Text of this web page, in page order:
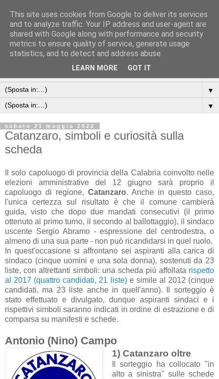
▼
▼
sabato 21 maggio 2022
Catanzaro, simboli e curiosità sulla
scheda
Il solo capoluogo di provincia della Calabria coinvolto nelle
elezioni amministrative del 12 giugno sarà proprio il
capoluogo di regione, Catanzaro. Anche in questo caso,
l'unica certezza sul risultato è che il comune cambierà
guida, visto che dopo due mandati consecutivi (il primo
ottenuto al primo turno, il secondo al ballottaggio), il sindaco
uscente Sergio Abramo - espressione del centrodestra, o
almeno di una sua parte - non può ricandidarsi in quel ruolo.
In quest'occasione si affrontano sei aspiranti alla carica di
sindaco (cinque uomini e una sola donna), sostenuti da 23
liste, con altrettanti simboli: una scheda più affollata rispetto
al 2017 (quattro candidati, 21 liste)e simile al 2012 (cinque
candidati, ma 23 liste anche in quell'anno). Il sorteggio è
stato effettuato e divulgato, dunque aspiranti sindaci e i
rispettivi simboli saranno indicati in ordine di estrazione e di
comparsa su manifesti e schede.
Antonio (Nino) Campo
1) Catanzaro oltre
Il sorteggio ha collocato "in
alto a sinistra" sulle schede
This site uses cookies from Google to deliver its services
and to analyze traffic. Your IP address and user-agent are
shared with Google along with performance and security
metrics to ensure quality of service, generate usage
statistics, and to detect and address abuse.
LEARN MORE GOT IT